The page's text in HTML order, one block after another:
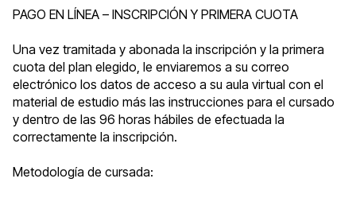
PAGO EN LÍNEA – INSCRIPCIÓN Y PRIMERA CUOTA
Una vez tramitada y abonada la inscripción y la primera
cuota del plan elegido, le enviaremos a su correo
electrónico los datos de acceso a su aula virtual con el
material de estudio más las instrucciones para el cursado
y dentro de las 96 horas hábiles de efectuada la
correctamente la inscripción.
Metodología de cursada: